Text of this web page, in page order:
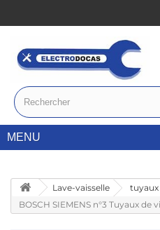
MENU
Lave-vaisselle tuyaux
BOSCH SIEMENS n°3 Tuyaux de